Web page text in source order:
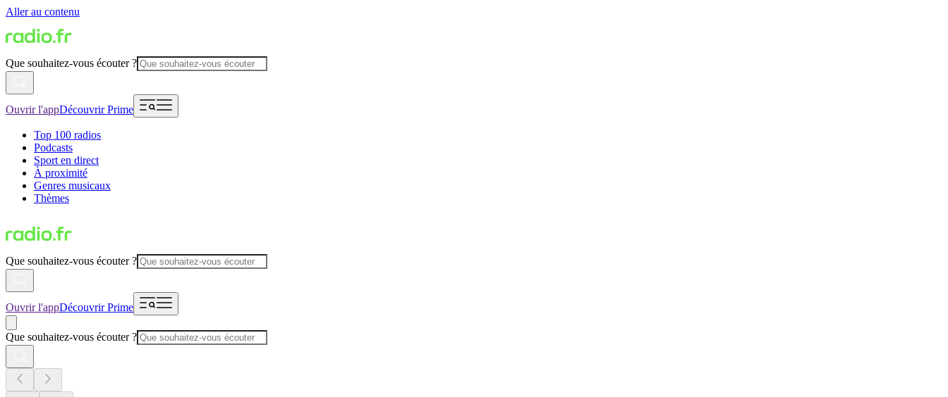
Aller au contenu
Que souhaitez-vous écouter ?
Ouvrir l'appDécouvrir Prime
Top 100 radios
Podcasts
Sport en direct
À proximité
Genres musicaux
Thèmes
Que souhaitez-vous écouter ?
Ouvrir l'appDécouvrir Prime
Que souhaitez-vous écouter ?